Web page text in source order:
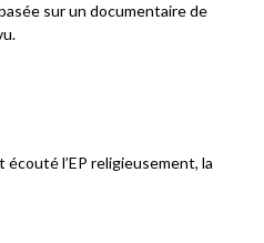
sur un documentaire de
l’EP religieusement, la